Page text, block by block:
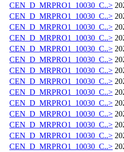
CEN_D_MRPRO1_10030_C..>
CEN_D_MRPRO1_10030_C..>
CEN_D_MRPRO1_10030_C..>
CEN_D_MRPRO1_10030_C..>
CEN_D_MRPRO1_10030_C..>
CEN_D_MRPRO1_10030_C..>
CEN_D_MRPRO1_10030_C..>
CEN_D_MRPRO1_10030_C..>
CEN_D_MRPRO1_10030_C..>
CEN_D_MRPRO1_10030_C..>
CEN_D_MRPRO1_10030_C..>
CEN_D_MRPRO1_10030_C..>
CEN_D_MRPRO1_10030_C..>
CEN_D_MRPRO1_10030_C..>